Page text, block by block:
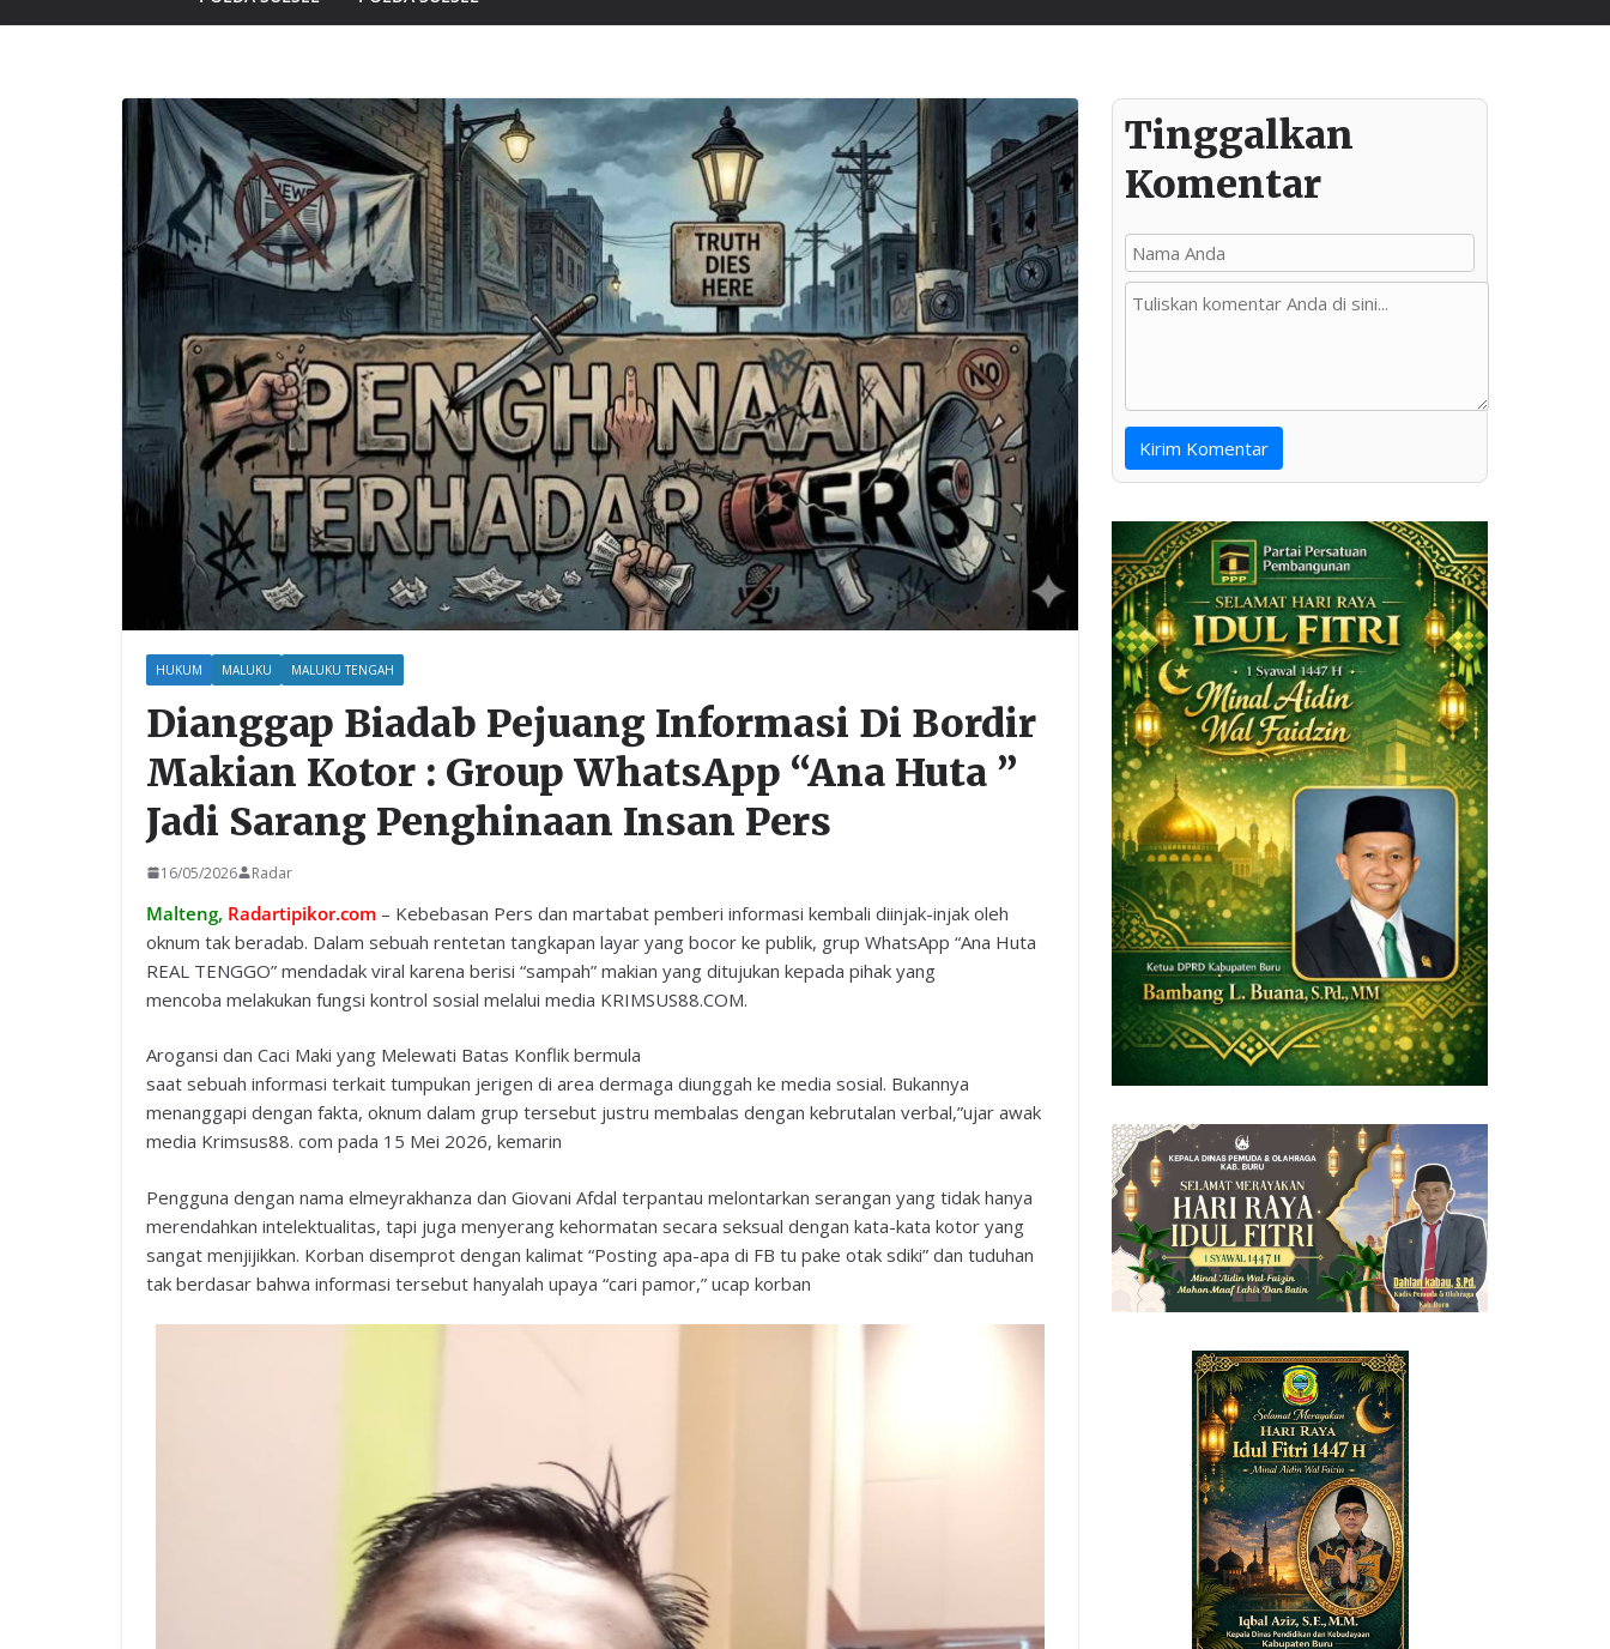
HUKUM MALUKU MALUKU TENGAH
Dianggap Biadab Pejuang Informasi Di Bordir
Makian Kotor : Group WhatsApp “Ana Huta ”
Jadi Sarang Penghinaan Insan Pers
16/05/2026 Radar
Malteng, Radartipikor.com – Kebebasan Pers dan martabat pemberi informasi kembali diinjak-injak oleh
oknum tak beradab. Dalam sebuah rentetan tangkapan layar yang bocor ke publik, grup WhatsApp “Ana Huta
REAL TENGGO” mendadak viral karena berisi “sampah” makian yang ditujukan kepada pihak yang
mencoba melakukan fungsi kontrol sosial melalui media KRIMSUS88.COM.
Arogansi dan Caci Maki yang Melewati Batas Konflik bermula
saat sebuah informasi terkait tumpukan jerigen di area dermaga diunggah ke media sosial. Bukannya
menanggapi dengan fakta, oknum dalam grup tersebut justru membalas dengan kebrutalan verbal,”ujar awak
media Krimsus88. com pada 15 Mei 2026, kemarin
Pengguna dengan nama elmeyrakhanza dan Giovani Afdal terpantau melontarkan serangan yang tidak hanya
merendahkan intelektualitas, tapi juga menyerang kehormatan secara seksual dengan kata-kata kotor yang
sangat menjijikkan. Korban disemprot dengan kalimat “Posting apa-apa di FB tu pake otak sdiki” dan tuduhan
tak berdasar bahwa informasi tersebut hanyalah upaya “cari pamor,” ucap korban
Tinggalkan
Komentar
Kirim Komentar